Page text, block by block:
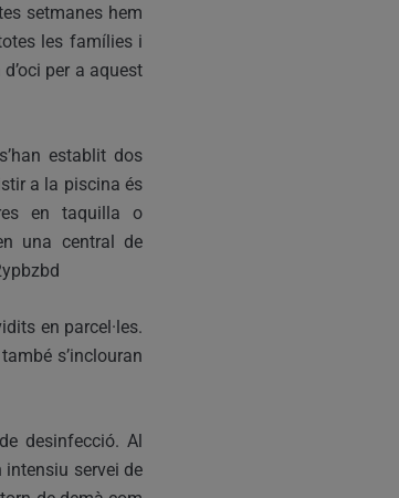
setmanes hem
les famílies i
per a aquest
establit dos
a la piscina és
en taquilla o
una central de
en parcel·les.
s’inclouran
desinfecció. Al
servei de